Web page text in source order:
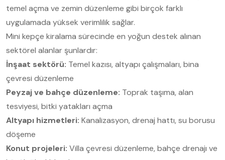
temel açma ve zemin düzenleme gibi birçok farklı
uygulamada yüksek verimlilik sağlar.
Mini kepçe kiralama sürecinde en yoğun destek alınan
sektörel alanlar şunlardır:
İnşaat sektörü: Temel kazısı, altyapı çalışmaları, bina
çevresi düzenleme
Peyzaj ve bahçe düzenleme: Toprak taşıma, alan
tesviyesi, bitki yatakları açma
Altyapı hizmetleri: Kanalizasyon, drenaj hattı, su borusu
döşeme
Konut projeleri: Villa çevresi düzenleme, bahçe drenajı ve